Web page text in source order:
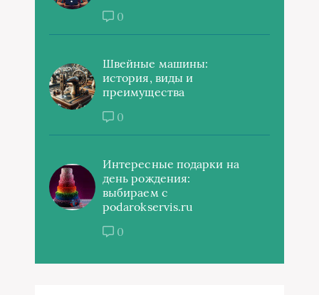
0
Швейные машины:
история, виды и
преимущества
0
Интересные подарки на
день рождения:
выбираем с
podarokservis.ru
0